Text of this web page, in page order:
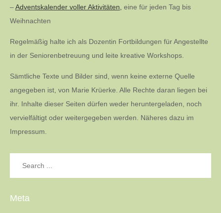
–Adventskalender voller Aktivitäten, eine für jeden Tag bis
Weihnachten
Regelmäßig halte ich als Dozentin Fortbildungen für Angestellte
in der Seniorenbetreuung und leite kreative Workshops.
Sämtliche Texte und Bilder sind, wenn keine externe Quelle
angegeben ist, von Marie Krüerke. Alle Rechte daran liegen bei
ihr. Inhalte dieser Seiten dürfen weder heruntergeladen, noch
vervielfältigt oder weitergegeben werden. Näheres dazu im
Impressum.
Meta